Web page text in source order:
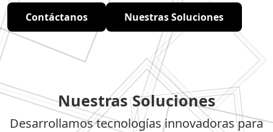
Contáctanos Nuestras Soluciones
Nuestras Soluciones
Desarrollamos tecnologías innovadoras para